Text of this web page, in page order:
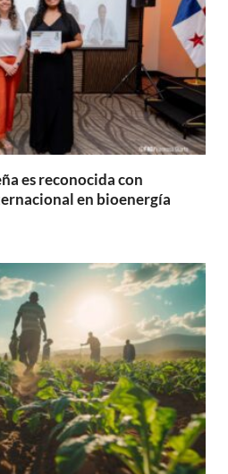
es reconocida con
en bioenergía